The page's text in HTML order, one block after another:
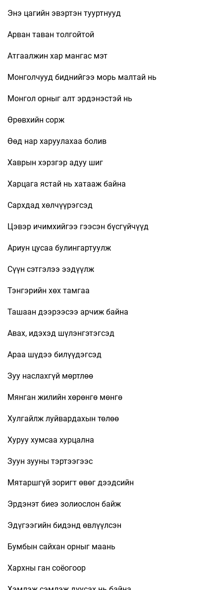
Энэ цагийн эвэртэн тууртнууд
Арван таван толгойтой
Атгаалжин хар мангас мэт
Монголчууд биднийгээ морь малтай нь
Монгол орныг алт эрдэнэстэй нь
Өрөвхийн сорж
Өөд нар харуулахаа болив
Хаврын хэрзгэр адуу шиг
Харцага ястай нь хатааж байна
Сархдад хөлчүүрэгсэд
Цэвэр ичимхийгээ гээсэн бүсгүйчүүд
Ариун цусаа булингартуулж
Сүүн сэтгэлээ ээдүүлж
Тэнгэрийн хөх тамгаа
Ташаан дээрээсээ арчиж байна
Авах, идэхэд шүлэнгэтэгсэд
Араа шүдээ билүүдэгсэд
Зуу наслахгүй мөртлөө
Мянган жилийн хөрөнгө мөнгө
Хулгайлж луйвардахын төлөө
Хуруу хумсаа хурцална
Зуун зууны тэртээгээс
Мятаршгүй зоригт өвөг дээдсийн
Эрдэнэт биеэ золиослон байж
Эдүгээгийн бидэнд өвлүүлсэн
Бумбын сайхан орныг маань
Хархны ган соёогоор